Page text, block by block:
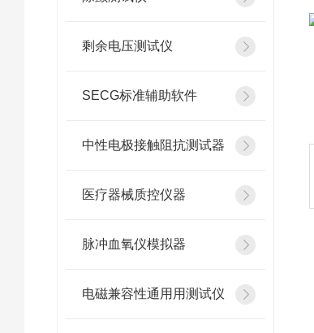
剩余电压测试仪
SECG标准辅助软件
中性电极接触阻抗测试器
医疗器械质控仪器
脉冲血氧仪模拟器
电磁兼容性通用用测试仪